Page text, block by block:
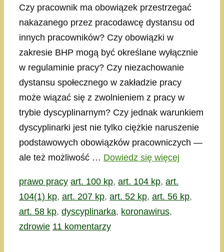
Czy pracownik ma obowiązek przestrzegać
nakazanego przez pracodawcę dystansu od
innych pracowników? Czy obowiązki w
zakresie BHP mogą być określane wyłącznie
w regulaminie pracy? Czy niezachowanie
dystansu społecznego w zakładzie pracy
może wiązać się z zwolnieniem z pracy w
trybie dyscyplinarnym? Czy jednak warunkiem
dyscyplinarki jest nie tylko ciężkie naruszenie
podstawowych obowiązków pracowniczych —
ale też możliwość … Dowiedz się więcej
Kategorie
prawo pracy Tagi
art. 100 kp, art. 104 kp, art.
104(1) kp, art. 207 kp, art. 52 kp, art. 56 kp,
art. 58 kp, dyscyplinarka, koronawirus,
zdrowie 11 komentarzy